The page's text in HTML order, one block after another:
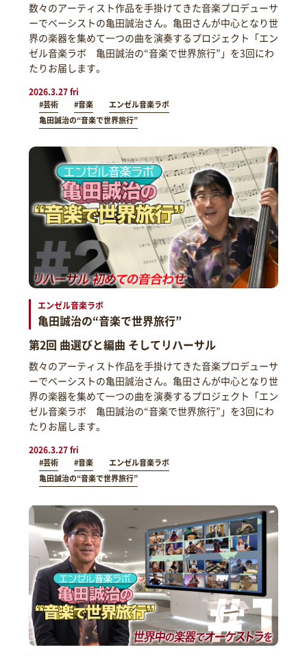
数々のアーティスト作品を手掛けてきた音楽プロデューサ
ーでベーシストの亀田誠治さん。亀田さんが中心となり世
界の楽器を集めて一つの曲を演奏するプロジェクト「エン
ゼル音楽ラボ 亀田誠治の“音楽で世界旅行”」を3回にわ
たりお届します。
2026.3.27 fri
#芸術 #音楽
エンゼル音楽ラボ
亀田誠治の“音楽で世界旅行”
エンゼル音楽ラボ
亀田誠治の“音楽で世界旅行”
第2回 曲選びと編曲 そしてリハーサル
数々のアーティスト作品を手掛けてきた音楽プロデューサ
ーでベーシストの亀田誠治さん。亀田さんが中心となり世
界の楽器を集めて一つの曲を演奏するプロジェクト「エン
ゼル音楽ラボ 亀田誠治の“音楽で世界旅行”」を3回にわ
たりお届します。
2026.3.27 fri
#芸術 #音楽
エンゼル音楽ラボ
亀田誠治の“音楽で世界旅行”